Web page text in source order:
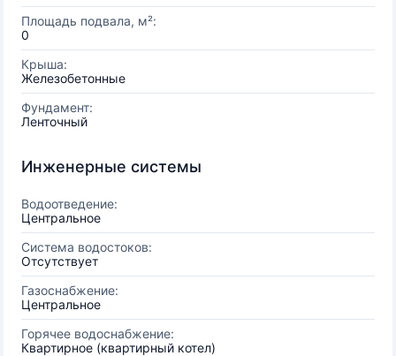
Площадь подвала, м²:
0
Крыша:
Железобетонные
Фундамент:
Ленточный
Инженерные системы
Водоотведение:
Центральное
Система водостоков:
Отсутствует
Газоснабжение:
Центральное
Горячее водоснабжение:
Квартирное (квартирный котел)